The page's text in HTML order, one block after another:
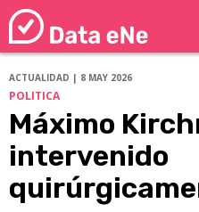
ACTUALIDAD | 8 MAY 2026
POLITICA
Máximo
intervenido